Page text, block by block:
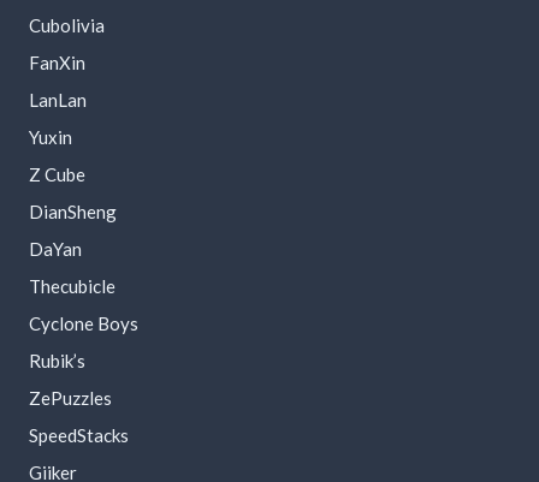
Cubolivia
FanXin
LanLan
Yuxin
Z Cube
DianSheng
DaYan
Thecubicle
Cyclone Boys
Rubik’s
ZePuzzles
SpeedStacks
Giiker